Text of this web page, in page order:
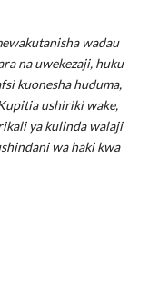
wadau
na uwekezaji, huku
kuonesha huduma,
ushiriki wake,
ya kulinda walaji
wa haki kwa